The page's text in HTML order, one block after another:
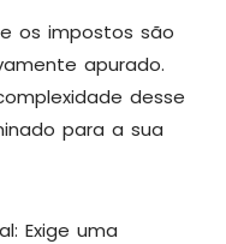
os impostos são
apurado.
desse
para a sua
Exige uma